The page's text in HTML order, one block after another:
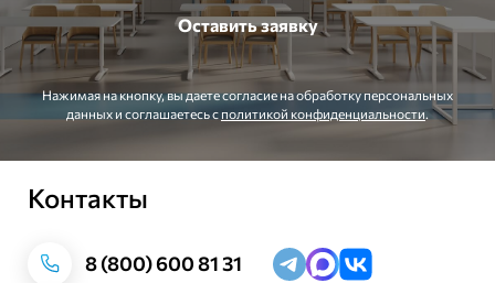
Нажимая на кнопку, вы даете согласие на обработку персональных
данных и соглашаетесь c политикой конфиденциальности
Контакты
8 (800) 600 81 31